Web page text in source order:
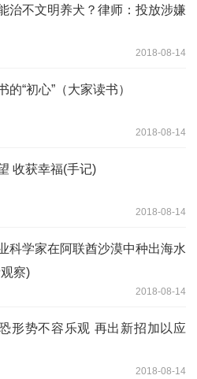
治不文明养犬？律师：投放涉嫌
2018-08-14
的“初心”（大家读书）
2018-08-14
收获幸福(手记)
2018-08-14
科学家在阿联酋沙漠中种出海水
察)
2018-08-14
形势不容乐观 再出新招加以应
2018-08-14